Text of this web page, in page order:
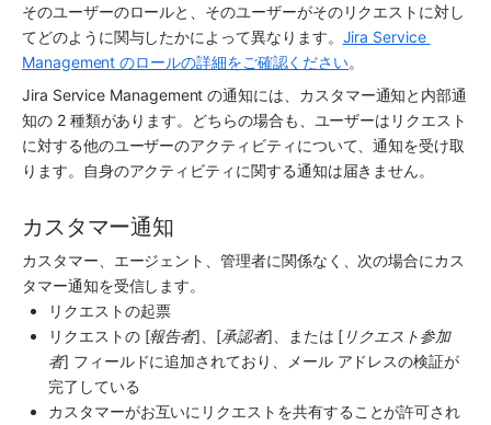
そのユーザーのロールと、そのユーザーがそのリクエストに対し
てどのように関与したかによって異なります。 Jira Service
Management のロールの詳細をご確認ください。
Jira Service Management の通知には、カスタマー通知と内部通
知の 2 種類があります。どちらの場合も、ユーザーはリクエスト
に対する他のユーザーのアクティビティについて、通知を受け取
ります。自身のアクティビティに関する通知は届きません。
カスタマー通知
カスタマー、エージェント、管理者に関係なく、次の場合にカス
タマー通知を受信します。
リクエストの起票
リクエストの [報告者]、[承認者]、または [ リクエスト参加
者] フィールドに追加されており、メール アドレスの検証が
完了している
カスタマーがお互いにリクエストを共有することが許可され